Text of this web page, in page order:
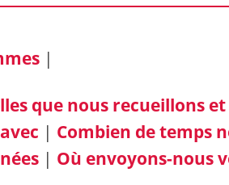
|
que nous recueillons
| Combien de temps
| Où envoyons-nous